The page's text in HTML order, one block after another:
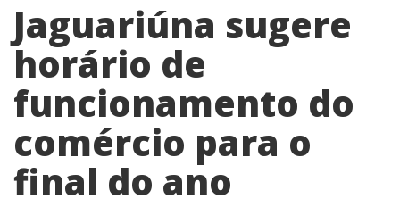
BUSCAR
Jaguariúna sugere
horário de
funcionamento do
comércio para o
final do ano